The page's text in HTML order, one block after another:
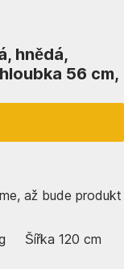
hnědá,
56 cm,
až bude produkt
Šířka 120 cm